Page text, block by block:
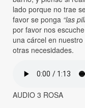
lado porque no trae
favor se ponga “las
por favor nos
una cárcel en
otras necesidades.
AUDIO 3 ROSA